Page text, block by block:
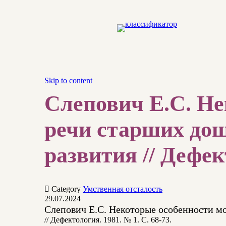
Skip to content
Слепович Е.С.
речи старших
развития //
 Category Умственная отсталость
29.07.2024
Слепович Е.С. Некоторые особенности
// Дефектология. 1981. № 1. С. 68-73.